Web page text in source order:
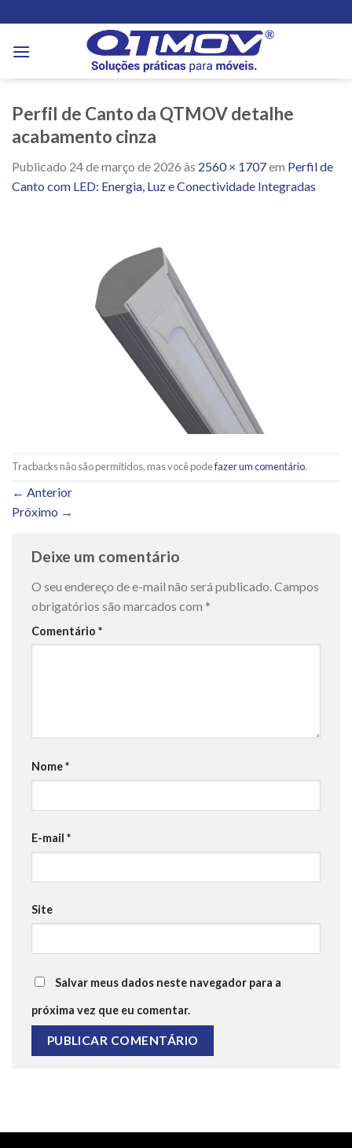
to
content
Perfil de Canto da QTMOV detalhe
acabamento cinza
Publicado 24 de março de 2026 às 2560 × 1707em Perfil de
Canto com LED: Energia, Luz e Conectividade Integradas
Tracbacks não são permitidos, mas você podefazer um comentário.
← Anterior
Próximo →
Deixe um comentário
O seu endereço de e-mail não será publicado. Campos
obrigatórios são marcados com *
Comentário *
Nome*
E-mail *
Site
Salvar meus dados neste navegador para a
próxima vez que eu comentar.